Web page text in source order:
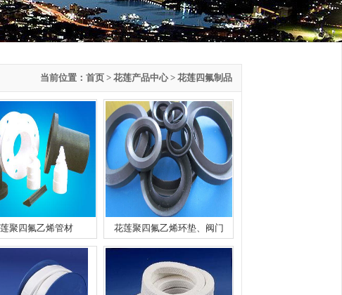
当前位置： 首页 > 花莲产品中心> 花莲四氟制品
聚四氟乙烯管材 花莲聚四氟乙烯环垫、阀门